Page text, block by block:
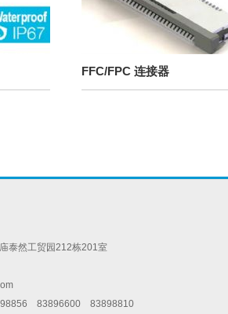
FFC/FPC 连接器
泰然工贸园212栋201室
83896600 83898810